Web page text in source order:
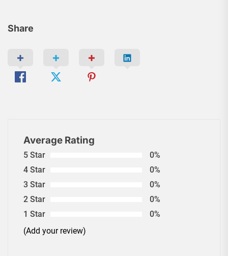
Share
Average Rating
5 Star
0%
4 Star
0%
3 Star
0%
2 Star
0%
1 Star
0%
(Add your review)